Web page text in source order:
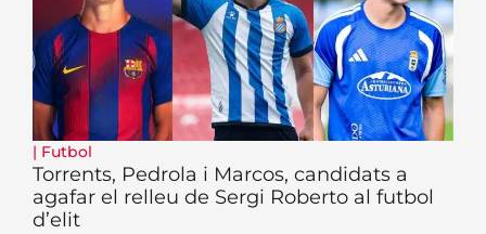
| Futbol
Torrents, Pedrola i Marcos, candidats a
agafar el relleu de Sergi Roberto al futbol
d’elit